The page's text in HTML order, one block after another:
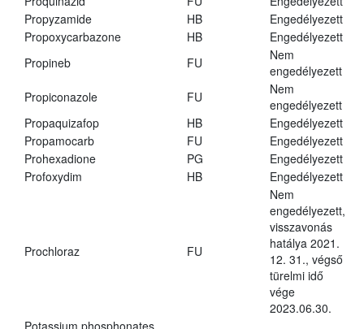
Propyzamide
HB
Engedélyezett
Propoxycarbazone
HB
Engedélyezett
Propineb
FU
Nem
engedélyezett
Propiconazole
FU
Nem
engedélyezett
Propaquizafop
HB
Engedélyezett
Propamocarb
FU
Engedélyezett
Prohexadione
PG
Engedélyezett
Profoxydim
HB Engedélyezett
Prochloraz FU
Nem
engedélyezett,
visszavonás
hatálya 2021.
12. 31., végső
türelmi idő
vége
2023.06.30.